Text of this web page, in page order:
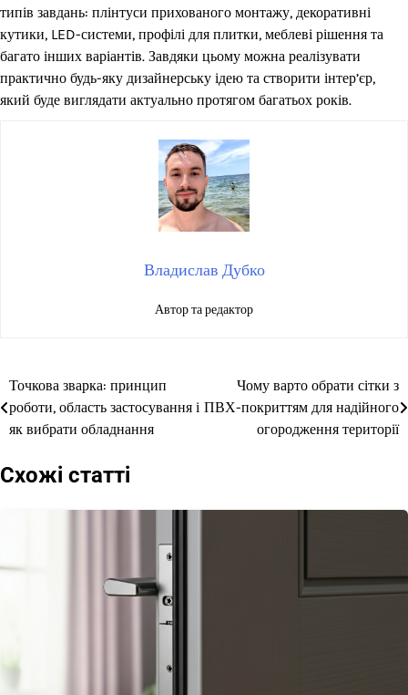
типів завдань: плінтуси прихованого монтажу, декоративні
кутики, LED-системи, профілі для плитки, меблеві рішення та
багато інших варіантів. Завдяки цьому можна реалізувати
практично будь-яку дизайнерську ідею та створити інтер’єр,
який буде виглядати актуально протягом багатьох років.
Владислав Дубко
Автор та редактор
Навігація
записів
Точкова зварка: принцип
роботи, область застосування і
як вибрати обладнання
Чому варто обрати сітки з
ПВХ-покриттям для надійного
огородження території
Схожі статті